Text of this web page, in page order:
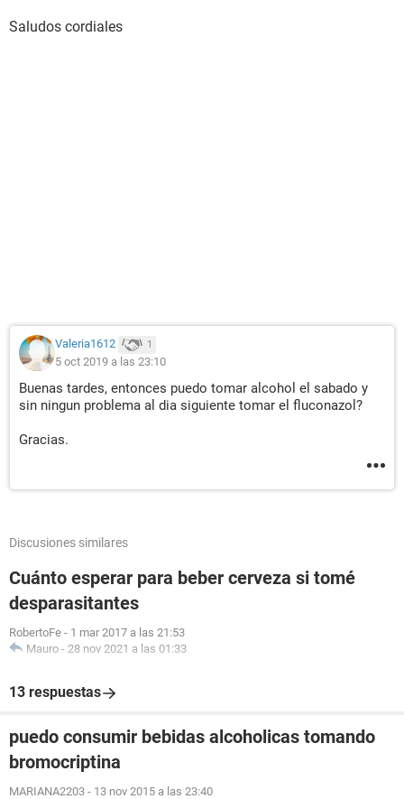
Saludos cordiales
Valeria1612 1
5 oct 2019 a las 23:10
Buenas tardes, entonces puedo tomar alcohol el sabado y
sin ningun problema al dia siguiente tomar el fluconazol?
Gracias.
Discusiones similares
Cuánto esperar para beber cerveza si tomé
desparasitantes
RobertoFe - 1 mar 2017 a las 21:53
Mauro - 28 nov 2021 a las 01:33
13 respuestas
puedo consumir bebidas alcoholicas tomando
bromocriptina
MARIANA2203 - 13 nov 2015 a las 23:40